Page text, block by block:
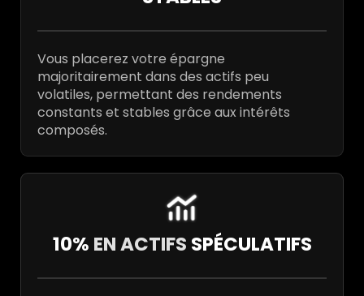
Vous placerez votre épargne
majoritairement dans des actifs peu
volatiles, permettant des rendements
constants et stables grâce aux intérêts
composés.
10% EN ACTIFS SPÉCULATIFS